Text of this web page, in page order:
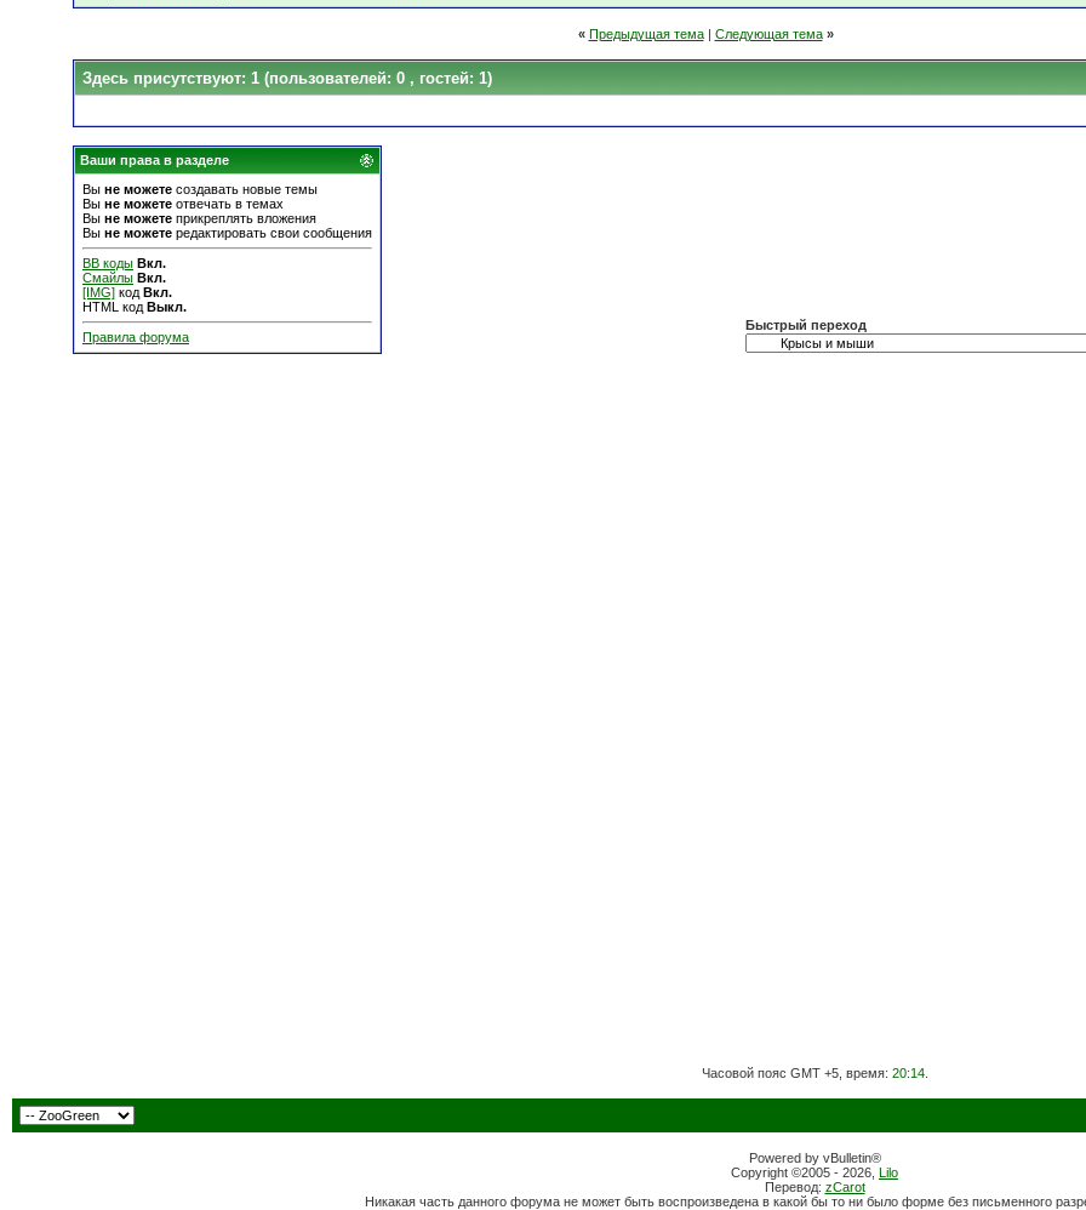
« Предыдущая тема| Следующая тема »
Здесь присутствуют: 1 (пользователей: 0 , гостей: 1)
Ваши права в разделе
Вы не можете создавать новые темы
Вы не можете отвечать в темах
Вы не можете прикреплять вложения
Вы не можете редактировать свои сообщения
BB коды Вкл.
Смайлы Вкл.
[IMG] код Вкл.
HTML код Выкл.
Правила форума
Быстрый переход
Часовой пояс GMT +5, время: 20:14.
Powered by vBulletin®
Copyright ©2005 - 2026, Lilo
Перевод: zCarot
Никакая часть данного форума не может быть воспроизведена в какой бы то ни было форме без письменного